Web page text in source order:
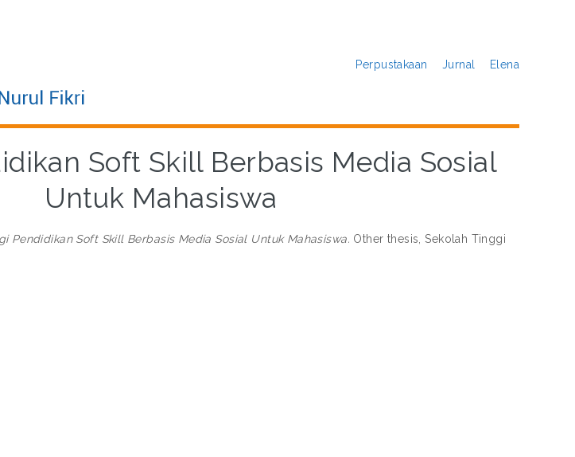
Perpustakaan Jurnal Elena
Soft Skill Berbasis Media Sosial
Untuk Mahasiswa
Pendidikan Soft Skill Berbasis Media Sosial Untuk Mahasiswa. Other thesis, Sekolah Tinggi